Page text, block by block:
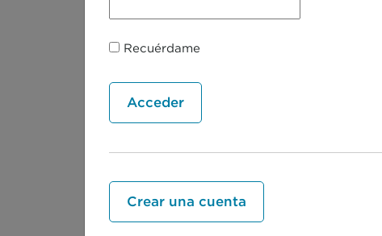
Recuérdame
Crear una cuenta